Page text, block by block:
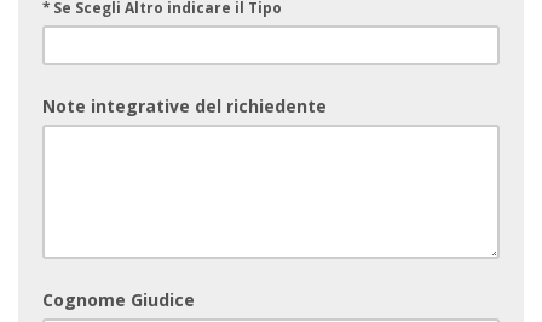
* Se Scegli Altro indicare il Tipo
Note integrative del richiedente
Cognome Giudice